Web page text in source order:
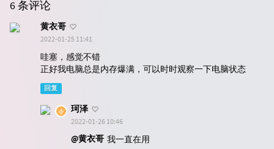
6 条评论
黄衣哥
2022-01-25 11:41
哇塞，感觉不错
正好我电脑总是内存爆满，可以时时观察一下电脑状态
回复
珂泽
2022-01-26 10:46
@黄衣哥 我一直在用